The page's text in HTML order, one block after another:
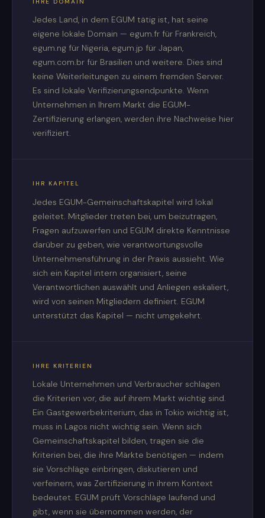
Jedes Land, in dem EGUM tätig ist, hat seine
eigene lokale Domain — egum.fr für Frankreich,
egum.ng für Nigeria, egum.jp für Japan,
egum.com.br für Brasilien und weitere. Dies sind
keine Weiterleitungen zu einem fremden Server.
Es sind lokale Verifizierungsendpunkte. Wenn
Unternehmen in Ihrem Markt die EGUM-
Zertifizierung erlangen, werden ihre Nachweise hier
verifiziert.
IHR KAPITEL
Jedes EGUM-Gemeinschaftskapitel wird lokal
geleitet. Mitglieder treten bei, um beizutragen,
Fragen aufzuwerfen und EGUM direkte Kenntnisse
darüber zu geben, wie verantwortungsvolle
Unternehmensführung in der Praxis aussieht. Wie
sich ein Kapitel intern organisiert, seine
Verantwortlichen auswählt und Anliegen eskaliert,
wird von seinen Mitgliedern definiert. EGUM
unterstützt das Kapitel — nicht umgekehrt.
IHRE KRITERIEN
Lokale Unternehmen und Verbraucher schlagen
die Kriterien vor, die auf ihrem Markt wichtig sind.
Ein Gastgewerbekriterium, das in Tokio wichtig ist,
muss in Lagos nicht wichtig sein. Wenn sich
Gemeinschaftskapitel bilden, tragen sie die
Kriterien bei, die ihre Märkte benötigen — indem
sie Vorschläge einbringen, diskutieren und
verfeinern, was Zertifizierung in ihrem Kontext
bedeutet. EGUM prüft Vorschläge laufend und
gibt, wenn sie übernommen werden, der